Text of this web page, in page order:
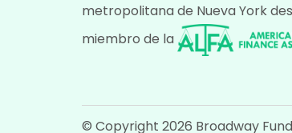
metropolitana de Nueva York
miembro de la
© Copyright 2026 Broadway